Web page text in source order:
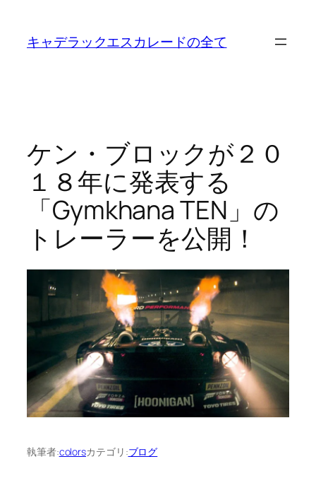
キャデラックエスカレードの全て
ケン・ブロックが２０
１８年に発表する
「Gymkhana TEN」の
トレーラーを公開！
執筆者:colorsカテゴリ:ブログ